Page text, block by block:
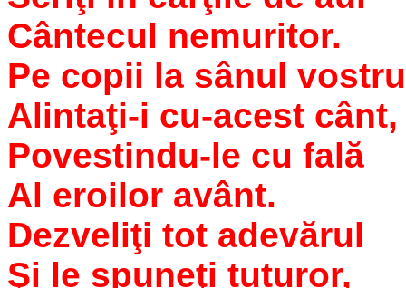
Cântecul nemuritor.
Pe copii la sânul vostru
Alintaţi-i cu-acest cânt,
Povestindu-le cu fală
Al eroilor avânt.
Dezveliţi tot adevărul
Şi le spuneţi tuturor,